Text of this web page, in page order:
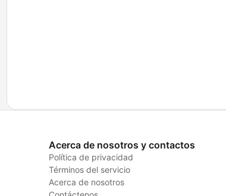
Acerca de nosotros y contactos
Política de privacidad
Términos del servicio
Acerca de nosotros